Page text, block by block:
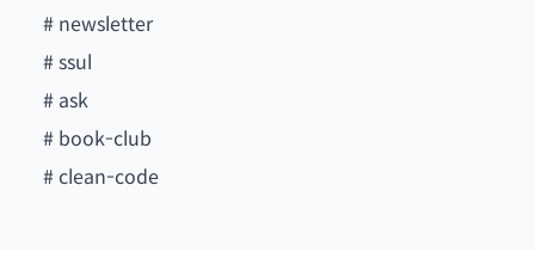
# newsletter
#ssul
# ask
# book-club
#clean-code